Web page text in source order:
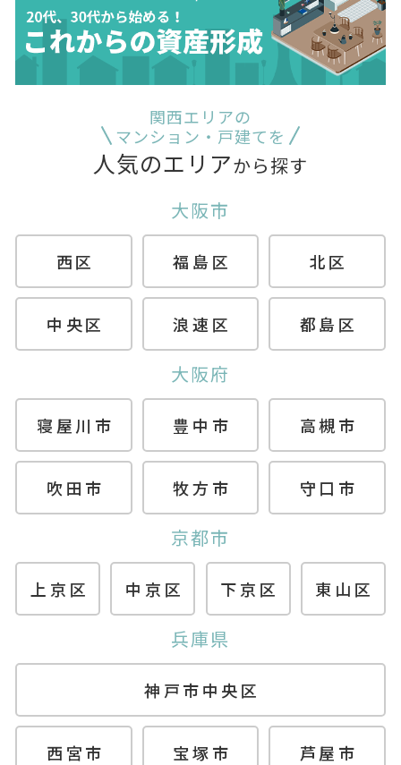
関西エリアの
マンション・戸建てを
人気のエリアから探す
大阪市
西区 福島区 北区
中央区 浪速区 都島区
大阪府
寝屋川市 豊中市 高槻市
吹田市 牧方市 守口市
京都市
上京区 中京区 下京区 東山区
兵庫県
神戸市中央区
西宮市 宝塚市 芦屋市